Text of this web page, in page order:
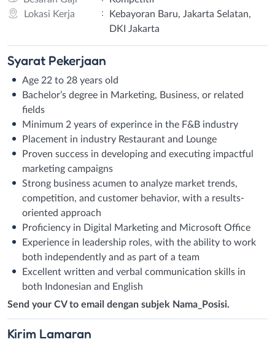
Lokasi Kerja
:
Kebayoran Baru, Jakarta Selatan,
DKI Jakarta
Syarat Pekerjaan
Age 22 to 28 years old
Bachelor’s degree in Marketing, Business, or related
fields
Minimum 2 years of experince in the F&B industry
Placement in industry Restaurant and Lounge
Proven success in developing and executing impactful
marketing campaigns
Strong business acumen to analyze market trends,
competition, and customer behavior, with a results-
oriented approach
Proficiency in Digital Marketing and Microsoft Office
Experience in leadership roles, with the ability to work
both independently and as part of a team
Excellent written and verbal communication skills in
both Indonesian and English
Send your CV to email dengan subjek Nama_Posisi.
Kirim Lamaran